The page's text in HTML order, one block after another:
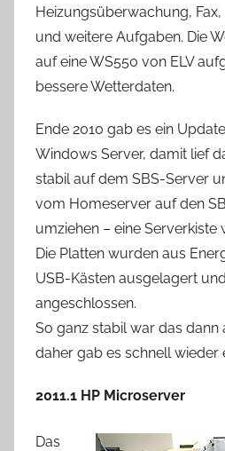
Heizungsüberwachung,
und weitere Aufgaben. Die
auf eine WS550 von ELV
bessere Wetterdaten.
Ende 2010 gab es ein
Windows Server, damit lief
stabil auf dem SBS-Server
vom Homeserver auf den
umziehen – eine Serverkiste
Die Platten wurden aus
USB-Kästen ausgelagert
angeschlossen.
So ganz stabil war das dann
daher gab es schnell wieder
2011.1 HP Microserver
Das